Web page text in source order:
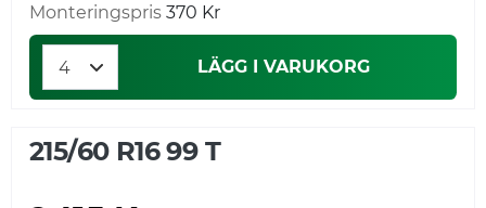
Monteringspris 370 Kr
LÄGG I VARUKORG
215/60 R16 99 T